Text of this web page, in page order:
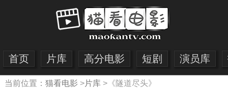
首页 片库 高分电影 短剧 演员库
当前位置： 猫看电影 >片库>《隧道尽头》